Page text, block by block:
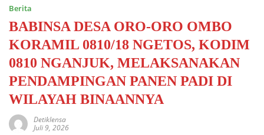
Berita
BABINSA DESA ORO-ORO OMBO
KORAMIL 0810/18 NGETOS, KODIM
0810 NGANJUK, MELAKSANAKAN
PENDAMPINGAN PANEN PADI DI
WILAYAH BINAANNYA
Detiklensa
Juli 9, 2026